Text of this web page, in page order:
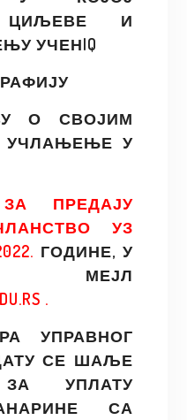
ЦИЉЕВЕ И
УЧЕНIQ
О СВОЈИМ
УЧЛАЊЕЊЕ У
ПРЕДАЈУ
УЗ
ГОДИНЕ, У
МЕЈЛ
.
УПРАВНОГ
СЕ ШАЉЕ
ЗА УПЛАТУ
СА